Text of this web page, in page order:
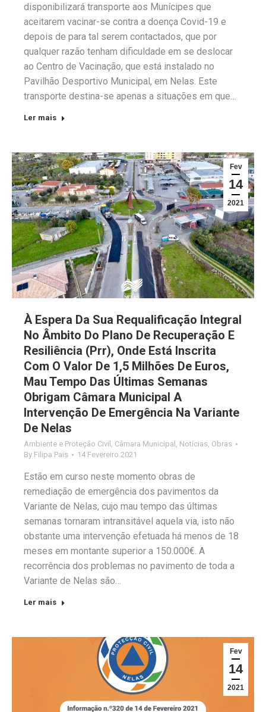
disponibilizará transporte aos Munícipes que
aceitarem vacinar-se contra a doença Covid-19 e
depois de para tal serem contactados, que por
qualquer razão tenham dificuldade em se deslocar
ao Centro de Vacinação, que está instalado no
Pavilhão Desportivo Municipal, em Nelas. Este
transporte destina-se apenas a situações em que…
Ler mais
Fev
14
2021
À Espera Da Sua Requalificação Integral
No Âmbito Do Plano De Recuperação E
Resiliência (Prr), Onde Está Inscrita
Com O Valor De 1,5 Milhões De Euros,
Mau Tempo Das Últimas Semanas
Obrigam Câmara Municipal A
Intervenção De Emergência Na Variante
De Nelas
Ambiente e Proteção Civil Câmara Municipal Notícias Obras
By Filipa Pais 14 Fevereiro 2021
Estão em curso neste momento obras de
remediação de emergência dos pavimentos da
Variante de Nelas, cujo mau tempo das últimas
semanas tornaram intransitável aquela via, isto não
obstante uma intervenção efetuada há menos de 18
meses em montante superior a 150.000€. A
recorrência dos problemas no pavimento de toda a
Variante de Nelas são…
Ler mais
Fev
14
2021